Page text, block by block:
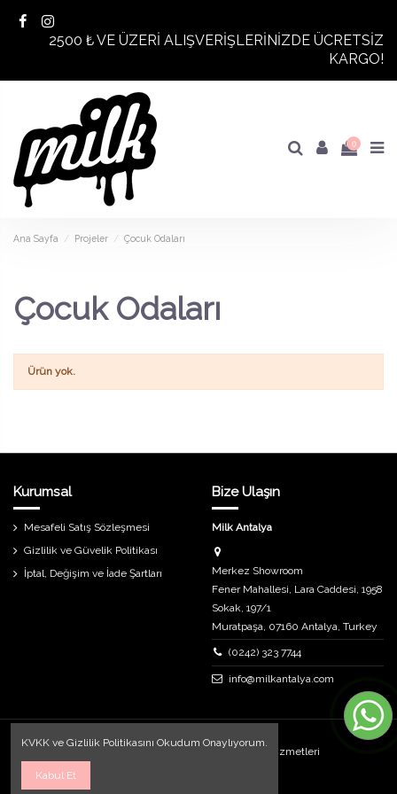
2500 ₺ VE ÜZERİ ALIŞVERİŞLERİNİZDE ÜCRETSİZ
KARGO!
0
Ana Sayfa Projeler Çocuk Odaları
Çocuk Odaları
Ürün yok.
Kurumsal
Mesafeli Satış Sözleşmesi
Gizlilik ve Güvelik Politikası
İptal, Değişim ve İade Şartları
Bize Ulaşın
Milk Antalya
Merkez Showroom
Fener Mahallesi, Lara Caddesi, 1958
Sokak, 197/1
Muratpaşa, 07160 Antalya, Turkey
(0242) 323 7744
info@milkantalya.com
Destech Internet Hizmetleri
KVKK ve Gizlilik Politikasını Okudum Onaylıyorum.
Kabul Et